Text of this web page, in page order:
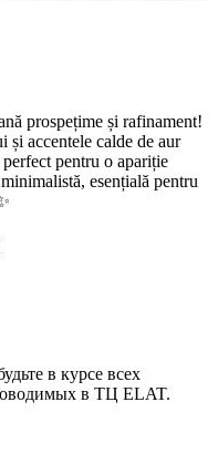
prospețime și rafinament!
accentele calde de aur
pentru o apariție
esențială pentru
в курсе всех
в ТЦ ELAT.